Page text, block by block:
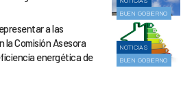
BUEN GOBIERNO
NOTICIAS
BUEN GOBIERNO
a las
la Comisión Asesora
energética de